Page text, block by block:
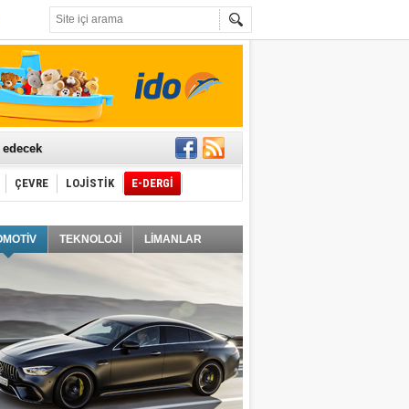
ÇEVRE LOJİSTİK E-DERGİ
TEKNOLOJİ LİMANLAR